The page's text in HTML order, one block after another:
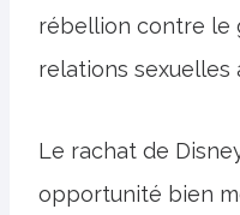
rébellion contre le
relations sexuelles
Le rachat de
opportunité bien